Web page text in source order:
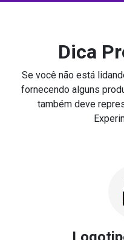
Dica
Se você não está
fornecendo alguns
também deve